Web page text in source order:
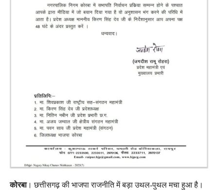
कोरबा। छत्तीसगढ़ की भाजपा राजनीति में बड़ा उथल-पुथल मचा हुआ है।